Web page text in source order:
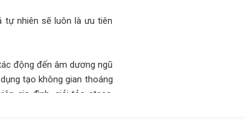
tự nhiên sẽ luôn là ưu tiên
động đến âm dương ngũ
tạo không gian thoáng
gia đình, giải tỏa stess,